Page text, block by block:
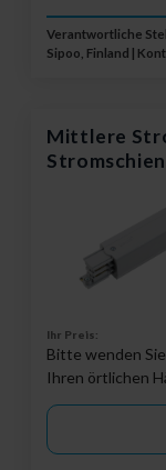
Verantwortliche
Sipoo, Finland |
Mittlere
Ihr Preis:
Bitte wenden
Ihren örtlichen